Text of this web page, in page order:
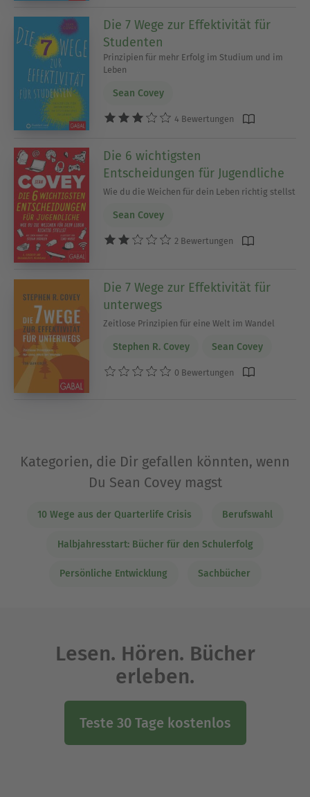
Auszeichnung ab und erwarb seinen MBA an der
Harvard Business School. Als Star-Quarterback für
die BYU führte er sein Team zu zwei Bowl-Spielen
und wurde zweimal zum ESPN Most Valuable
Player of the Game gewählt.
Die 7 Wege zur Effektivität für
Studenten
Prinzipien für mehr Erfolg im Studium und im
Leben
Sean Covey
4 Bewertungen
Die 6 wichtigsten
Entscheidungen für Jugendliche
Wie du die Weichen für dein Leben richtig stellst
Sean Covey
2 Bewertungen
Die 7 Wege zur Effektivität für
unterwegs
Zeitlose Prinzipien für eine Welt im Wandel
Stephen R. Covey Sean Covey
0 Bewertungen
Kategorien, die Dir gefallen könnten, wenn
Du Sean Covey magst
10 Wege aus der Quarterlife Crisis Berufswahl
Halbjahresstart: Bücher für den Schulerfolg
Persönliche Entwicklung Sachbücher
Lesen. Hören. Bücher
erleben.
Teste 30 Tage kostenlos